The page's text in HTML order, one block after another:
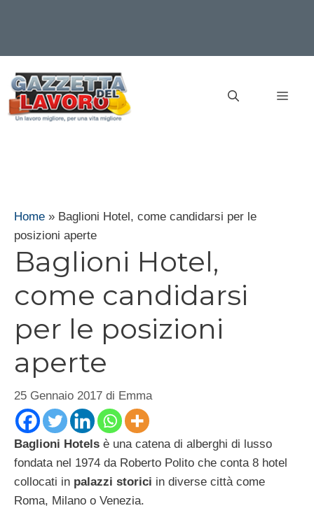
contenuto
Home » Baglioni Hotel, come candidarsi per le
posizioni aperte
Baglioni Hotel,
come candidarsi
per le posizioni
aperte
25 Gennaio 2017 di Emma
Baglioni Hotels è una catena di alberghi di lusso
fondata nel 1974 da Roberto Polito che conta 8 hotel
collocati in palazzi storici in diverse città come
Roma, Milano o Venezia.